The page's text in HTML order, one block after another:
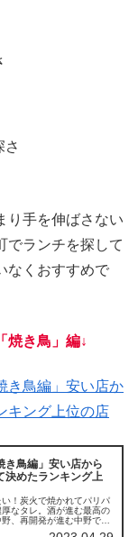
さ
り手を伸ばさない
でランチを探して
なくおすすめで
焼き鳥」編↓
き鳥編」安い店か
キング上位の店
き鳥編」安い店から
決めたランキング上
！炭火で焼かれてパリパ
なタレ。酒が進む最高の
、再開発が進む中野で筆